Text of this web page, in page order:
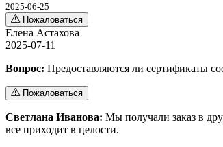
2025-06-25
Пожаловаться
Елена Астахова
2025-07-11
Вопрос: Предоставляются ли сертификаты
Пожаловаться
Светлана Иванова: Мы получали заказ в
все приходит в целости.